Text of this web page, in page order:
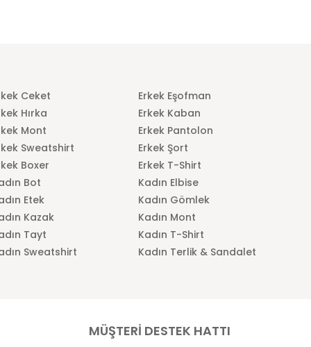
Ceket
Erkek Eşofman
Hırka
Erkek Kaban
Mont
Erkek Pantolon
Sweatshirt
Erkek Şort
Boxer
Erkek T-Shirt
Bot
Kadın Elbise
Etek
Kadın Gömlek
Kazak
Kadın Mont
Tayt
Kadın T-Shirt
Sweatshirt Kadın Terlik & Sandalet
MÜŞTERİ DESTEK HATTI